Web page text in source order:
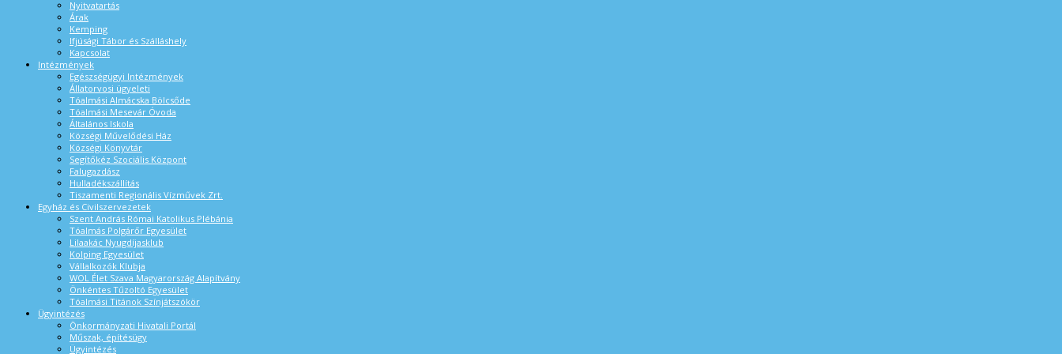
Nyitvatartás
Árak
Kemping
Ifjúsági Tábor és Szálláshely
Kapcsolat
Intézmények
Egészségügyi Intézmények
Állatorvosi ügyeleti
Tóalmási Almácska Bölcsőde
Tóalmási Mesevár Óvoda
Általános Iskola
Községi Művelődési Ház
Községi Könyvtár
Segítőkéz Szociális Központ
Falugazdász
Hulladékszállítás
Tiszamenti Regionális Vízművek Zrt.
Egyház és Civilszervezetek
Szent András Római Katolikus Plébánia
Tóalmás Polgárőr Egyesület
Lilaakác Nyugdíjasklub
Kolping Egyesület
Vállalkozók Klubja
WOL Élet Szava Magyarország Alapítvány
Önkéntes Tűzoltó Egyesület
Tóalmási Titánok Színjátszókör
Ügyintézés
Önkormányzati Hivatali Portál
Műszak, építésügy
Ügyintézés